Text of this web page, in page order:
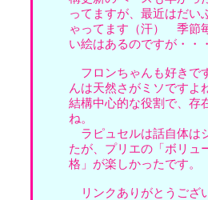
ってますが、最近はだい
ゃってます（汗） 季節
い絵はあるのですが・・・
フロンちゃんも好きで
んは天然さがミソです
結構中心的な役割で、存
ね。
ラピュセルは話自体は
たが、プリエの「ボリュ
格」が楽しかったです。
リンクありがとうござ